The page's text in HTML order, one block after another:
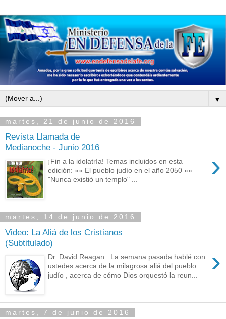
▼
martes, 21 de junio de 2016
Revista Llamada de
Medianoche - Junio 2016
›
¡Fin a la idolatría! Temas incluidos en esta
edición: »» El pueblo judío en el año 2050 »»
"Nunca existió un templo" ...
martes, 14 de junio de 2016
Video: La Aliá de los Cristianos
(Subtitulado)
›
Dr. David Reagan : La semana pasada hablé con
ustedes acerca de la milagrosa aliá del pueblo
judío , acerca de cómo Dios orquestó la reun...
martes, 7 de junio de 2016